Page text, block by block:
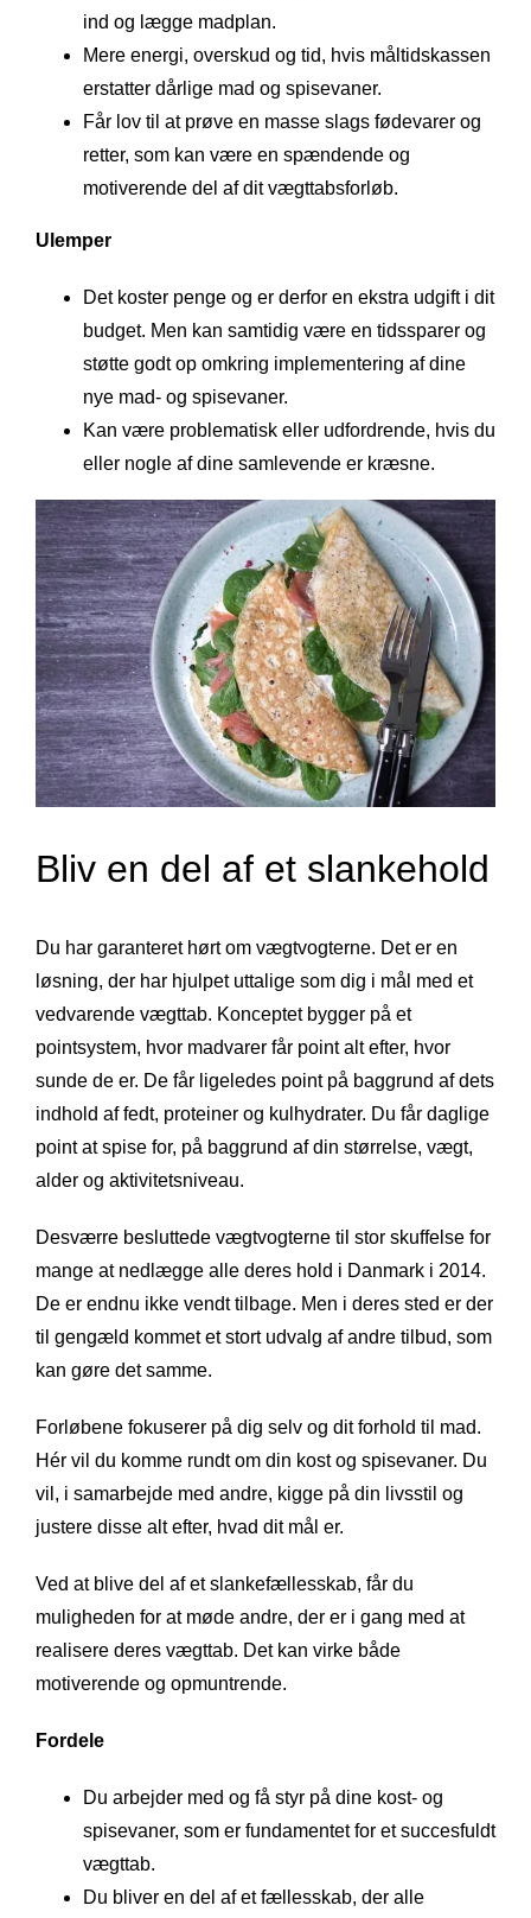
ind og lægge madplan.
Mere energi, overskud og tid, hvis måltidskassen
erstatter dårlige mad og spisevaner.
Får lov til at prøve en masse slags fødevarer og
retter, som kan være en spændende og
motiverende del af dit vægttabsforløb.
Ulemper
Det koster penge og er derfor en ekstra udgift i dit
budget. Men kan samtidig være en tidssparer og
støtte godt op omkring implementering af dine
nye mad- og spisevaner.
Kan være problematisk eller udfordrende, hvis du
eller nogle af dine samlevende er kræsne.
Bliv en del af et slankehold
Du har garanteret hørt om vægtvogterne. Det er en
løsning, der har hjulpet uttalige som dig i mål med et
vedvarende vægttab. Konceptet bygger på et
pointsystem, hvor madvarer får point alt efter, hvor
sunde de er. De får ligeledes point på baggrund af dets
indhold af fedt, proteiner og kulhydrater. Du får daglige
point at spise for, på baggrund af din størrelse, vægt,
alder og aktivitetsniveau.
Desværre besluttede vægtvogterne til stor skuffelse for
mange at nedlægge alle deres hold i Danmark i 2014.
De er endnu ikke vendt tilbage. Men i deres sted er der
til gengæld kommet et stort udvalg af andre tilbud, som
kan gøre det samme.
Forløbene fokuserer på dig selv og dit forhold til mad.
Hér vil du komme rundt om din kost og spisevaner. Du
vil, i samarbejde med andre, kigge på din livsstil og
justere disse alt efter, hvad dit mål er.
Ved at blive del af et slankefællesskab, får du
muligheden for at møde andre, der er i gang med at
realisere deres vægttab. Det kan virke både
motiverende og opmuntrende.
Fordele
Du arbejder med og få styr på dine kost- og
spisevaner, som er fundamentet for et succesfuldt
vægttab.
Du bliver en del af et fællesskab, der alle